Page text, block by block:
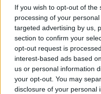
If you wish to opt-out of
processing of your
targeted advertising by us,
section to confirm your
opt-out request is
interest-based ads based
us or personal information
your opt-out. You may
disclosure of your personal